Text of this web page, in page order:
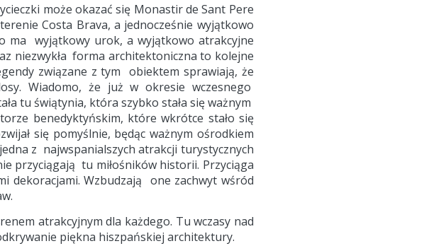
może okazać się Monastir de Sant Pere
Costa Brava, a jednocześnie wyjątkowo
ma wyjątkowy urok, a wyjątkowo atrakcyjne
niezwykła forma architektoniczna to kolejne
związane z tym obiektem sprawiają, że
Wiadomo, że już w okresie wczesnego
tu świątynia, która szybko stała się ważnym
benedyktyńskim, które wkrótce stało się
się pomyślnie, będąc ważnym ośrodkiem
z najwspanialszych atrakcji turystycznych
przyciągają tu miłośników historii. Przyciąga
dekoracjami. Wzbudzają one zachwyt wśród
atrakcyjnym dla każdego. Tu wczasy nad
piękna hiszpańskiej architektury.